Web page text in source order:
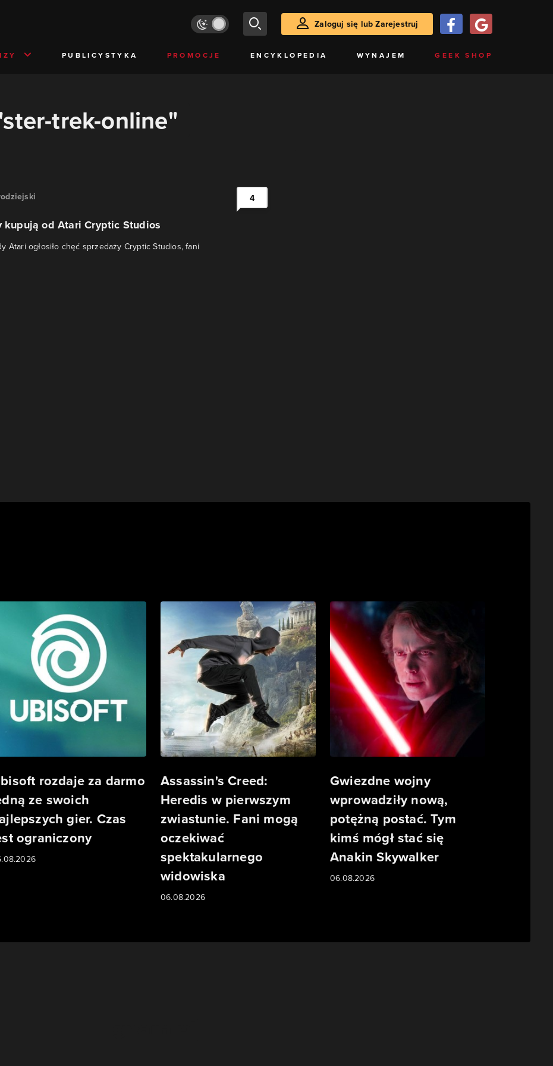
Zaloguj się lub Zarejestruj
PUBLICYSTYKA PROMOCJE ENCYKLOPEDIA WYNAJEM GEEK SHOP
trek-online"
kupują od Atari Cryptic Studios
Atari ogłosiło chęć sprzedaży Cryptic Studios, fani
4
rozdaje za darmo
ze swoich
gier. Czas
ograniczony
Assassin's Creed:
Heredis w pierwszym
zwiastunie. Fani mogą
oczekiwać
spektakularnego
widowiska
06.08.2026
Gwiezdne wojny
wprowadziły nową,
potężną postać. Tym
kimś mógł stać się
Anakin Skywalker
06.08.2026